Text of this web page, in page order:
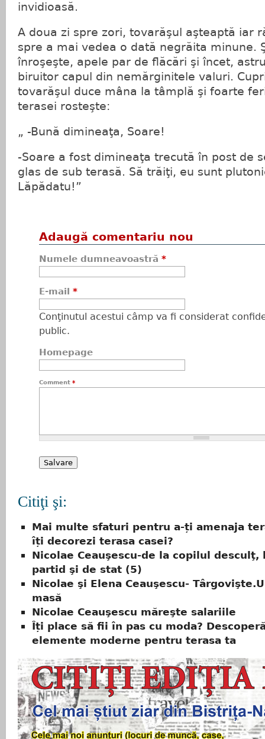
invidioasă.
A doua zi spre zori, tovarăşul aşteaptă iar
spre a mai vedea o dată negrăita minune.
înroşeşte, apele par de flăcări şi încet,
biruitor capul din nemărginitele valuri.
tovarăşul duce mâna la tâmplă şi foarte
terasei rosteşte:
„ -Bună dimineaţa, Soare!
-Soare a fost dimineaţa trecută în post de
glas de sub terasă. Să trăiţi, eu sunt
Lăpădatu!”
Adaugă comentariu nou
Numele dumneavoastră *
E-mail *
Conţinutul acestui câmp va fi considerat
public.
Homepage
Comment *
Citiţi şi:
Mai multe sfaturi pentru a-ți amenaja
îți decorezi terasa casei?
Nicolae Ceauşescu-de la copilul desculţ,
partid şi de stat (5)
Nicolae şi Elena Ceauşescu-
masă
Nicolae Ceauşescu măreşte salariile
Îți place să fii în pas cu moda?
elemente moderne pentru terasa ta